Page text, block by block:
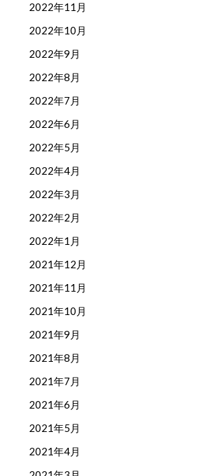
2022年11月
2022年10月
2022年9月
2022年8月
2022年7月
2022年6月
2022年5月
2022年4月
2022年3月
2022年2月
2022年1月
2021年12月
2021年11月
2021年10月
2021年9月
2021年8月
2021年7月
2021年6月
2021年5月
2021年4月